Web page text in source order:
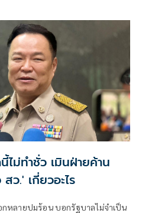
ไม่ทำชั่ว เมินฝ่ายค้าน
.' เกี่ยวอะไร
หลายปมร้อน บอกรัฐบาลไม่จำเป็น